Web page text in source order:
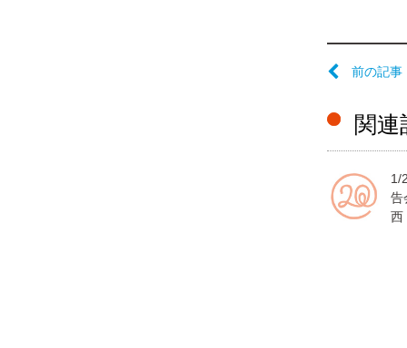
前の記事
関連
1/
告
西